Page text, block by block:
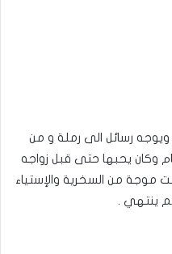
رسائل الى رملة و من
وكان يحبها حتى قبل زواجه
موجة من السخرية والإستياء
ينتهي .